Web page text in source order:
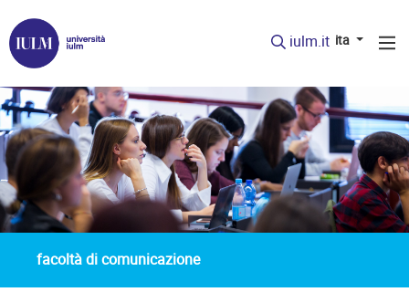
iulm.it ita
facoltà di comunicazione